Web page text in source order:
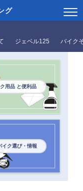
グ
ジェベル125 バイク
用品 と便利品
イク選び・情報